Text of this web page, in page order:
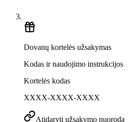
Dovanų kortelės užsakymas
Kodas ir naudojimo instrukcijos
Kortelės kodas
XXXX-XXXX-XXXX
Atidaryti užsakymo nuorodą